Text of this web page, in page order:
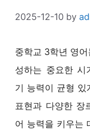
2025-12-10 by
중학교 3학년 영
성하는 중요한 시
기 능력이 균형 있
표현과 다양한 장
어 능력을 키우는